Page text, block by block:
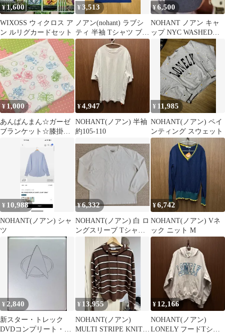
¥ 1,600
WIXOSS ウィクロス ア
ン ルリグカードセット
¥3,513
ノアン(nohant) ラブシ
ティ 半袖 Tシャツ ブル
ー
¥6,500
NOHANT ノアン キャ
ップ NYC WASHED
BALL CAP
¥ 1,000
あんぱんまん☆ガーゼ
ブランケット☆膝掛け
¥4,947
NOHANT(ノアン) 半袖
約105-110
¥ 11,985
NOHANT(ノアン) ペイ
ンティング スウェット
¥ 10,988
NOHANT(ノアン) シャ
ツ
¥6,332
NOHANT(ノアン) 白 ロ
ングスリーブ Tシャツ
¥6,742
NOHANT(ノアン) Vネ
ック ニット M
¥ 2,840
新スター・トレック
DVDコンプリート・シ
¥ 13,955
NOHANT(ノアン)
MULTI STRIPE KNIT
¥ 12,166
NOHANT(ノアン)
LONELY フードTシャ